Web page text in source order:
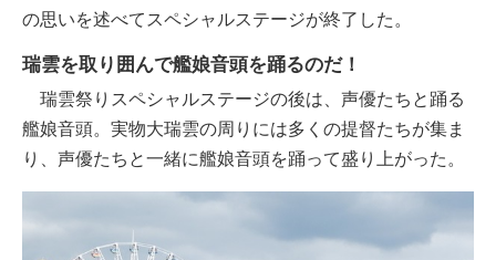
の思いを述べてスペシャルステージが終了した。
瑞雲を取り囲んで艦娘音頭を踊るのだ！
瑞雲祭りスペシャルステージの後は、声優たちと踊る
艦娘音頭。実物大瑞雲の周りには多くの提督たちが集ま
り、声優たちと一緒に艦娘音頭を踊って盛り上がった。